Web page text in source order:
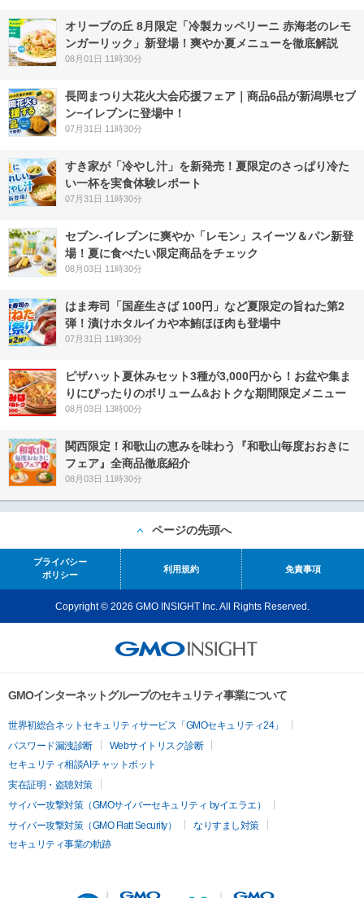
オリーブの丘 8月限定「冷製カッペリーニ 赤海老のレモ
ンガーリック」新登場！爽やか夏メニューを徹底解説
08月01日 11時30分
長岡まつり大花火大会応援フェア｜商品6品が新潟県セブ
ン−イレブンに登場中！
07月31日 11時30分
すき家が「冷やし汁」を新発売！夏限定のさっぱり冷た
い一杯を実食体験レポート
07月31日 11時30分
セブン‐イレブンに爽やか「レモン」スイーツ＆パン新登
場！夏に食べたい限定商品をチェック
08月03日 11時30分
はま寿司「国産生さば 100円」など夏限定の旨ねた第2
弾！漬けホタルイカや本鮪ほほ肉も登場中
07月31日 11時30分
ピザハット夏休みセット3種が3,000円から！お盆や集ま
りにぴったりのボリューム&おトクな期間限定メニュー
08月03日 13時00分
関西限定！和歌山の恵みを味わう『和歌山毎度おおきに
フェア』全商品徹底紹介
08月03日 11時30分
ページの先頭へ
プライバシー
ポリシー
利用規約 免責事項
Copyright © 2026 GMO INSIGHT Inc. All Rights Reserved.
GMOインターネットグループのセキュリティ事業について
世界初総合ネットセキュリティサービス「GMOセキュリティ24」
パスワード漏洩診断
Webサイトリスク診断
セキュリティ相談AIチャットボット
実在証明・盗聴対策
サイバー攻撃対策（GMOサイバーセキュリティ byイエラエ）
サイバー攻撃対策（GMO Flatt Security）
なりすまし対策
セキュリティ事業の軌跡